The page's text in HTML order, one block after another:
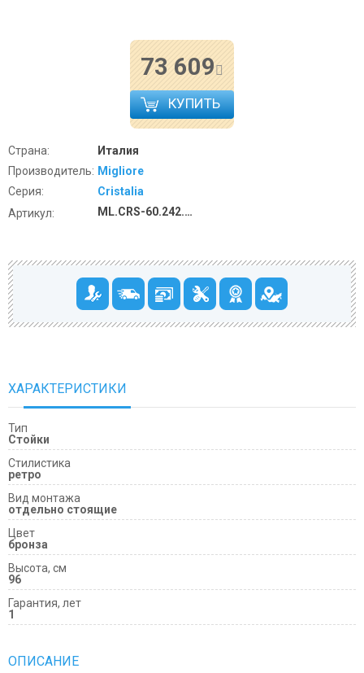
73 609
КУПИТЬ
Страна:
Италия
Производитель: Migliore
Серия:
Cristalia
Артикул:
ML.CRS-60.242.BR
ХАРАКТЕРИСТИКИ
Тип
Стойки
Cтилистика
ретро
Вид монтажа
отдельно стоящие
Цвет
бронза
Высота, см
96
Гарантия, лет
1
ОПИСАНИЕ